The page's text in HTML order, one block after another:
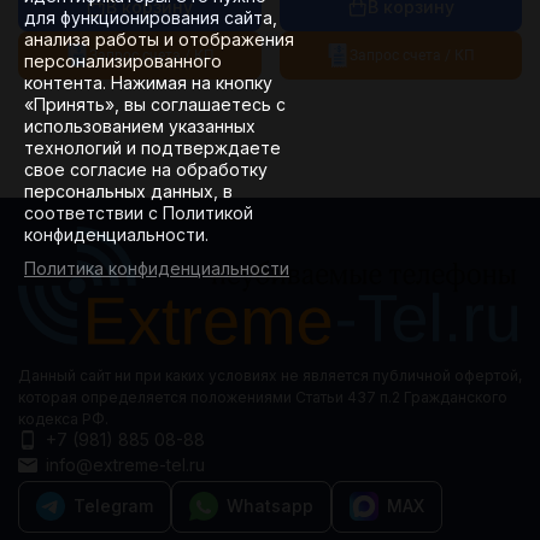
В корзину
Запрос счета / КП
для функционирования сайта,
анализа работы и отображения
персонализированного
контента. Нажимая на кнопку
«Принять», вы соглашаетесь с
использованием указанных
технологий и подтверждаете
свое согласие на обработку
персональных данных, в
соответствии с Политикой
конфиденциальности.
Политика конфиденциальности